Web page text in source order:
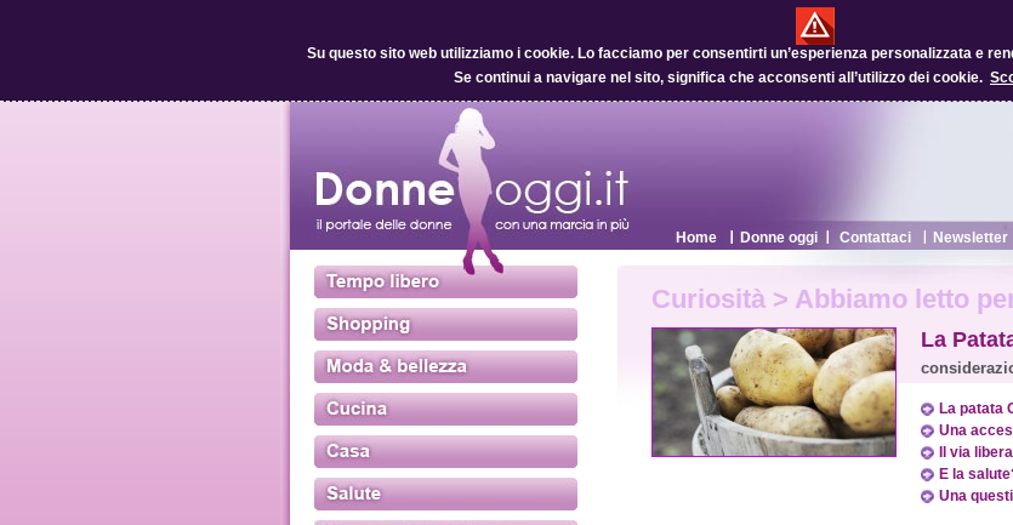
Su questo sito web utilizziamo i cookie. Lo facciamo per consentirti un’esperienza personalizzata e
Se continui a navigare nel sito, significa che acconsenti all’utilizzo dei cookie.
Home Donne oggi Contattaci Newsletter
Curiosità > Abbiamo letto
La
La patata
Una
Il via
E la
Una